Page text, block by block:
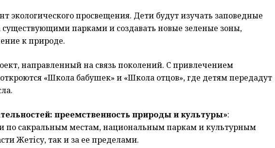
экологического просвещения. Дети будут изучать заповедные
существующими парками и создавать новые зеленые зоны,
к природе.
направленный на связь поколений. С привлечением
«Школа бабушек» и «Школа отцов», где детям передадут
преемственность природы и культуры»:
по сакральным местам, национальным паркам и культурным
Жетісу, так и за ее пределами.